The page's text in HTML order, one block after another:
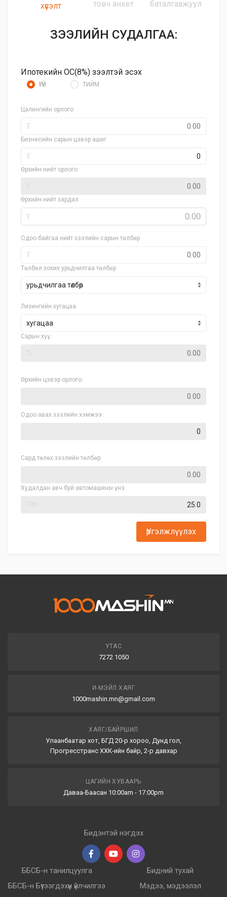
хүсэлт товч анкет баталгаажуул
ЗЭЭЛИЙН СУДАЛГАА:
Ипотекийн ОС(8%) зээлтэй эсэх
ҮГҮЙ ТИЙМ
Цалингийн орлого
₮
Бизнесийн сарын цэвэр ашиг
₮
Өрхийн нийт орлого
Өрхийн нийт зардал
₮
Одоо байгаа нийт зээлийн сарын төлбөр
₮
Төлбөл зохих урьдчилгаа төлбөр
Лизингийн хугацаа
хугацаа
Сарын хүү:
Өрхийн цэвэр орлого:
Одоо авах зээлийн хэмжээ:
Сард төлөх зээлийн төлбөр:
Худалдан авч буй автомашины үнэ:
Үргэлжлүүлэх
УТАС
7272 1050
И-МЭЙЛ ХАЯГ
1000mashin.mn@gmail.com
ХАЯГ/БАЙРШИЛ
Улаанбаатар хот, БГД 20-р хороо, Дунд гол,
Прогресстранс ХХК-ийн байр, 2-р давхар
ЦАГИЙН ХУВААРЬ
Даваа-Баасан 10:00am - 17:00pm
Бидэнтэй нэгдэх
ББСБ-н танилцуулга
ББСБ-н Бүтээгдэхүүн үйлчилгээ
Бидний тухай
Мэдээ, мэдээлэл